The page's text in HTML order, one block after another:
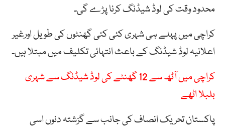
محدود وقت کی لوڈ شیڈنگ کرنا پڑے گی۔
کراچی میں پہلے ہی شہری کئی کئی گھنٹوں کی طویل اورغیر
اعلانیہ لوڈ شیڈنگ کے باعث انتہائی تکلیف میں مبتلا ہیں۔
کراچی میں آٹھ سے 12 گھنٹے کی لوڈ شیڈنگ سے شہری
بلبلا اٹھے
پاکستان تحریک انصاف کی جانب سے گزشتہ دنوں اسی